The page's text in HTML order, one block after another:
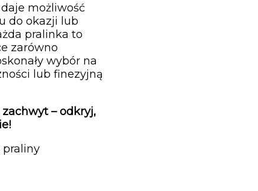
możliwość
do okazji lub
pralinka to
zarówno
wybór na
lub finezyjną
– odkryj,